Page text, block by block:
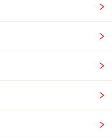
の内容をご確認くださ